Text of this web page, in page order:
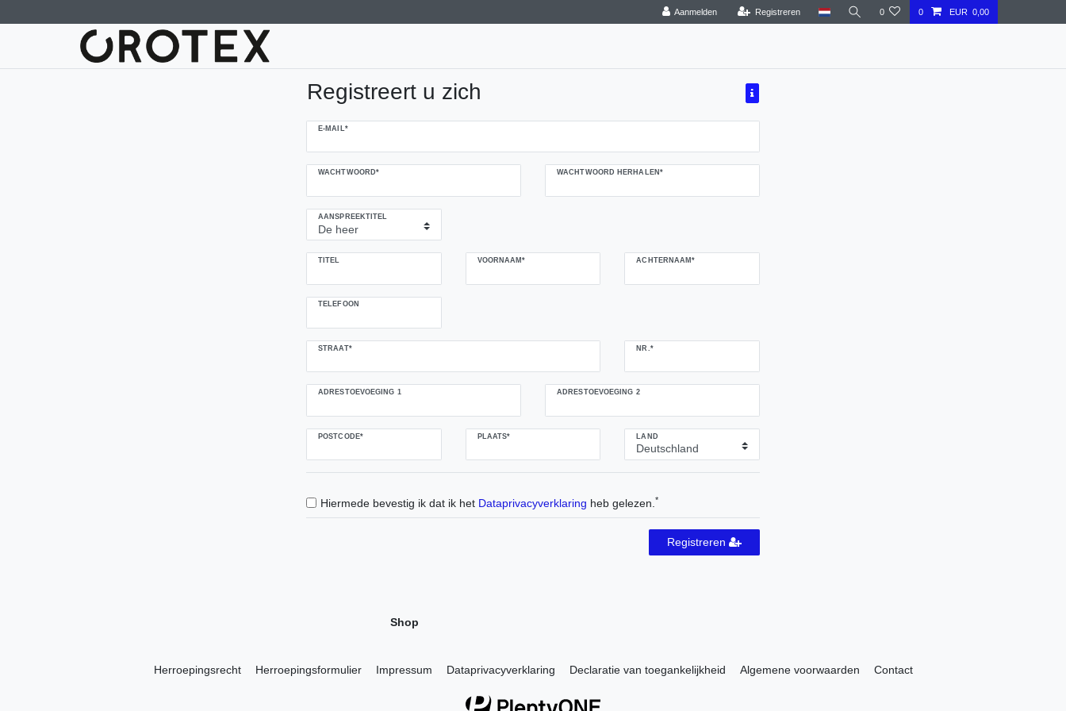
Aanmelden Registreren 0 0 EUR 0,00
Registreert u zich
E-MAIL*
WACHTWOORD* WACHTWOORD HERHALEN*
Ceres::Template.regHoneypotLabel
AANSPREEKTITEL
TITEL VOORNAAM* ACHTERNAAM*
TELEFOON
STRAAT* NR.*
ADRESTOEVOEGING 1 ADRESTOEVOEGING 2
POSTCODE* PLAATS* LAND
Hiermede bevestig ik dat ik het Data­privacy­verklaring heb gelezen. *
Registreren
Shop
Herroepings­recht Herroepings­formulier Impressum Data­privacy­verklaring Declaratie van toegankelijkheid Algemene voorwaarden Contact